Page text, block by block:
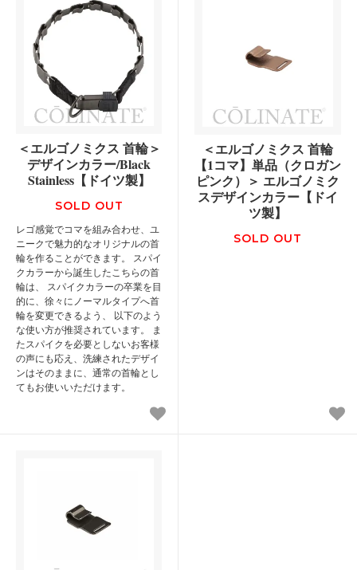
＜エルゴノミクス 首輪＞
デザインカラー/Black
Stainless【ドイツ製】
SOLD OUT
レゴ感覚でコマを組み合わせ、ユ
ニークで魅力的なオリジナルの首
輪を作ることができます。 スパイ
クカラーから誕生したこちらの首
輪は、 スパイクカラーの卒業を目
的に、徐々にノーマルタイプへ首
輪を変更できるよう、 以下のよう
な使い方が推奨されています。 ま
たスパイクを必要としないお客様
の声にも応え、洗練されたデザイ
ンはそのままに、通常の首輪とし
てもお使いいただけます。
＜エルゴノミクス 首輪
【1コマ】単品（クロガン
ピンク）＞ エルゴノミク
スデザインカラー【ドイ
ツ製】
SOLD OUT